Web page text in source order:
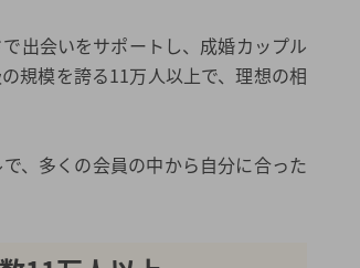
出会いをサポートし、成婚カップル
規模を誇る11万人以上で、理想の相
、多くの会員の中から自分に合った